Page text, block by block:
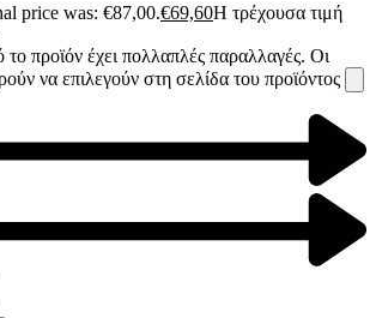
price was: €87,00.€69,60Η τρέχουσα τιμή
το προϊόν έχει πολλαπλές παραλλαγές. Οι
να επιλεγούν στη σελίδα του προϊόντος